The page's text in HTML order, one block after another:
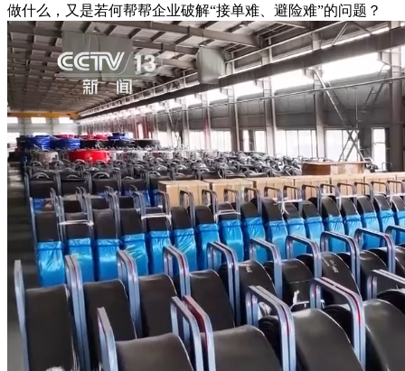
做什么，又是若何帮帮企业破解“接单难、避险难”的问题？